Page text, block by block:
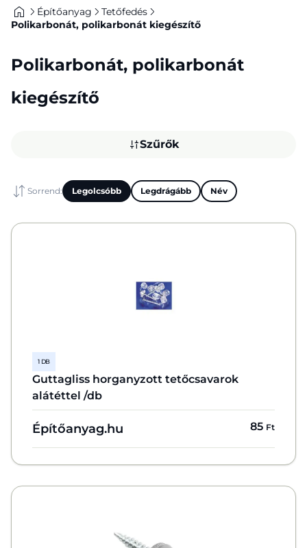
Építőanyag
Tetőfedés
Polikarbonát, polikarbonát kiegészítő
Polikarbonát, polikarbonát
kiegészítő
Szűrők
Sorrend: Legolcsóbb Legdrágább Név
1 DB
Guttagliss horganyzott tetőcsavarok
alátéttel /db
Építőanyag.hu 85 Ft